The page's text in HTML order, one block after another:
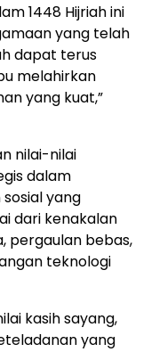
1448 Hijriah ini
yang telah
dapat terus
melahirkan
yang kuat,”
nilai-nilai
dalam
yang
dari kenakalan
pergaulan bebas,
teknologi
kasih sayang,
yang